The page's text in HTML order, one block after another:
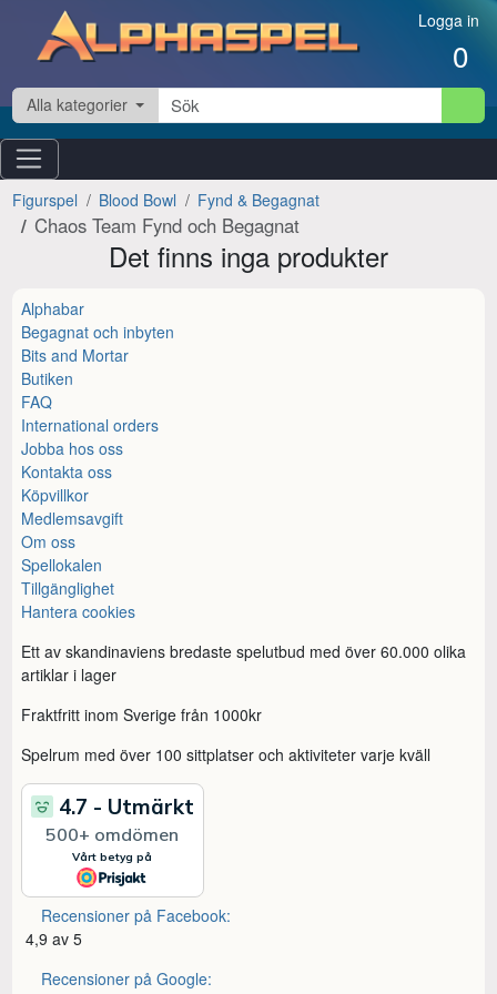
Hoppa till innehåll Logga in
0
Alla kategorier
Figurspel Blood Bowl Fynd & Begagnat
Chaos Team Fynd och Begagnat
Det finns inga produkter
Alphabar
Begagnat och inbyten
Bits and Mortar
Butiken
FAQ
International orders
Jobba hos oss
Kontakta oss
Köpvillkor
Medlemsavgift
Om oss
Spellokalen
Tillgänglighet
Hantera cookies
Ett av skandinaviens bredaste spelutbud med över 60.000 olika
artiklar i lager
Fraktfritt inom Sverige från 1000kr
Spelrum med över 100 sittplatser och aktiviteter varje kväll
Recensioner på Facebook:
4,9 av 5
Recensioner på Google: